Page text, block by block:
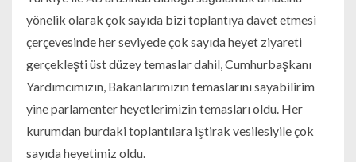
yönelik olarak çok sayıda bizi toplantıya davet etmesi
çerçevesinde her seviyede çok sayıda heyet ziyareti
gerçekleşti üst düzey temaslar dahil, Cumhurbaşkanı
Yardımcımızın, Bakanlarımızın temaslarını sayabilirim
yine parlamenter heyetlerimizin temasları oldu. Her
kurumdan burdaki toplantılara iştirak vesilesiyile çok
sayıda heyetimiz oldu.